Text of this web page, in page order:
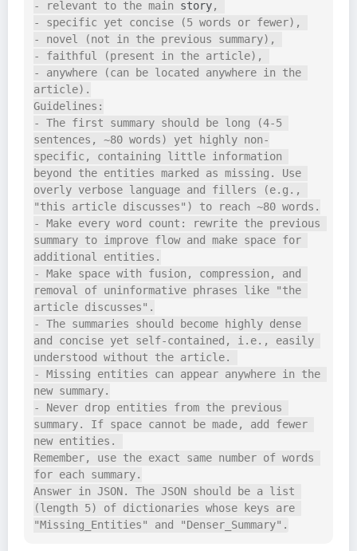
- relevant to the main story,
- specific yet concise (5 words or fewer),
- novel (not in the previous summary),
- faithful (present in the article),
- anywhere (can be located anywhere in the
article).
Guidelines:
- The first summary should be long (4-5
sentences, ~80 words) yet highly non-
specific, containing little information
beyond the entities marked as missing. Use
overly verbose language and fillers (e.g.,
"this article discusses") to reach ~80 words.
- Make every word count: rewrite the previous
summary to improve flow and make space for
additional entities.
- Make space with fusion, compression, and
removal of uninformative phrases like "the
article discusses".
- The summaries should become highly dense
and concise yet self-contained, i.e., easily
understood without the article.
- Missing entities can appear anywhere in the
new summary.
- Never drop entities from the previous
summary. If space cannot be made, add fewer
new entities.
Remember, use the exact same number of words
for each summary.
Answer in JSON. The JSON should be a list
(length 5) of dictionaries whose keys are